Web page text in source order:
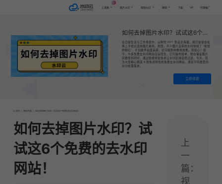
工具集 图片水印 视频水印 教程 下载 VIP 代理推广
如何去掉图片水印？试试这6个免费的去水印网站！
在日常生活与工作场景中，从制作 PPT 到设计海报，我们常常会在
网上寻找合适的图片素材。然而，不少图片自带的水印却成了 “视觉
绊脚石”，不仅破坏画面美感，还可能影响整体效果。别担心！如
今，众多免费去水印网站应运而生，它们操作简单，能在保证图片
完整性的同时，通过智能修复技术让水印区域自然过渡，今天，就
为大家精心挑选 6 款各具特色的免费去水印网站，满足不同类型的
水印处理需求。
立即体验
首页 > 教程|专题 > 如何去掉图片水印？试试这6个免费的去水印网站！
如何去掉图片水印？试
试这6个免费的去水印
网站！
上
一
篇：
视